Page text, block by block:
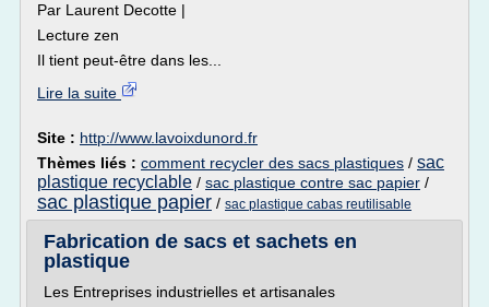
Par Laurent Decotte |
Lecture zen
Il tient peut-être dans les...
Lire la suite
Site : http://www.lavoixdunord.fr
Thèmes liés : comment recycler des sacs plastiques / sac
plastique recyclable / sac plastique contre sac papier /
sac plastique papier / sac plastique cabas reutilisable
Fabrication de sacs et sachets en
plastique
Les Entreprises industrielles et artisanales